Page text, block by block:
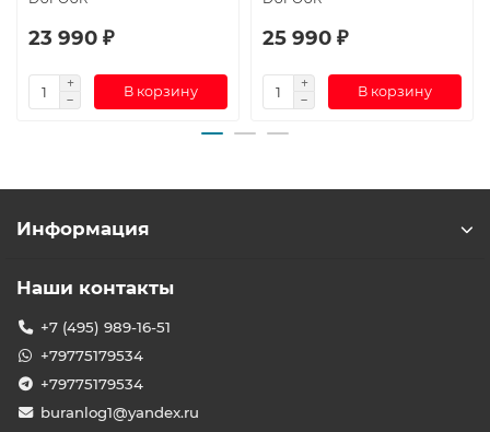
23 990 ₽
В корзину
25 990 ₽
В корзину
Информация
Наши контакты
+7 (495) 989-16-51
+79775179534
+79775179534
buranlog1@yandex.ru